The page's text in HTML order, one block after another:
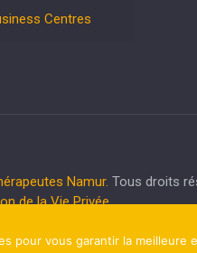
Centres
Namur. Tous droits
de la Vie Privée
de la Vie Privée
pour vous garantir la